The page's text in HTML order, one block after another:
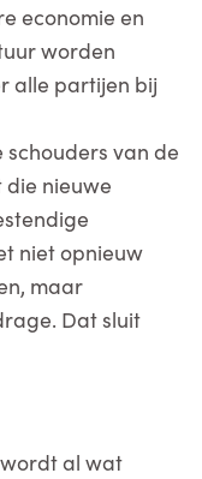
economie en
worden
alle partijen bij
van de
nieuwe
niet opnieuw
maar
Dat sluit
al wat